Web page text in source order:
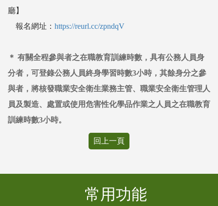
廳】
報名網址： https://reurl.cc/zpndqV
＊ 有關全程參與者之在職教育訓練時數，具有公務人員身
分者，可登錄公務人員終身學習時數3小時，其餘身分之參
與者，將核發職業安全衛生業務主管、職業安全衛生管理人
員及製造、處置或使用危害性化學品作業之人員之在職教育
訓練時數3小時。
回上一頁
常用功能